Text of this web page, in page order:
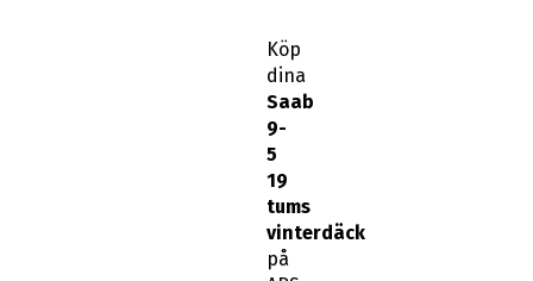
Köp
dina
Saab
9-
5
19
tums
vinterdäck
på